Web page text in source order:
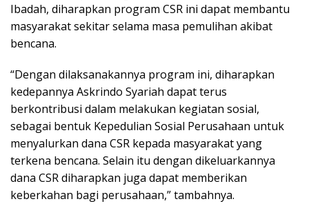
Ibadah, diharapkan program CSR ini dapat membantu
masyarakat sekitar selama masa pemulihan akibat
bencana.
“Dengan dilaksanakannya program ini, diharapkan
kedepannya Askrindo Syariah dapat terus
berkontribusi dalam melakukan kegiatan sosial,
sebagai bentuk Kepedulian Sosial Perusahaan untuk
menyalurkan dana CSR kepada masyarakat yang
terkena bencana. Selain itu dengan dikeluarkannya
dana CSR diharapkan juga dapat memberikan
keberkahan bagi perusahaan,” tambahnya.